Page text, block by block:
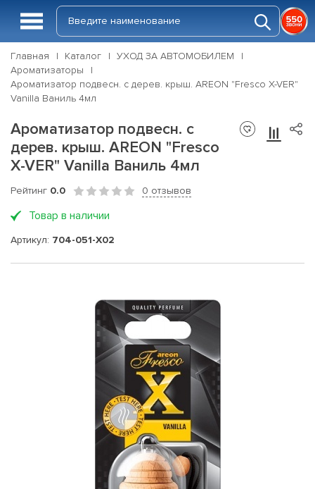
Главная Каталог
УХОД ЗА АВТОМОБИЛЕМ
Ароматизаторы
Ароматизатор подвесн. с дерев. крыш. AREON "Fresco X-VER"
Vanilla Ваниль 4мл
Ароматизатор подвесн. с
дерев. крыш. AREON "Fresco
X-VER" Vanilla Ваниль 4мл
Рейтинг 0.0 0 отзывов
Товар в наличии
Артикул: 704-051-X02